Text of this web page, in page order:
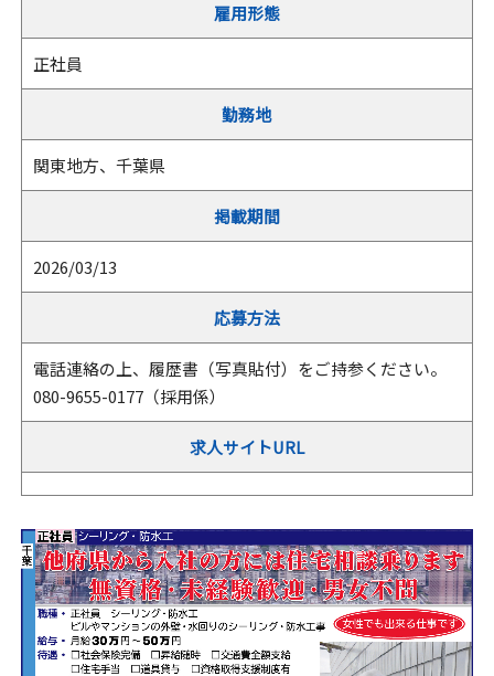
雇用形態
正社員
勤務地
関東地方、千葉県
掲載期間
2026/03/13
応募方法
電話連絡の上、履歴書（写真貼付）をご持参ください。
080-9655-0177（採用係）
求人サイトURL